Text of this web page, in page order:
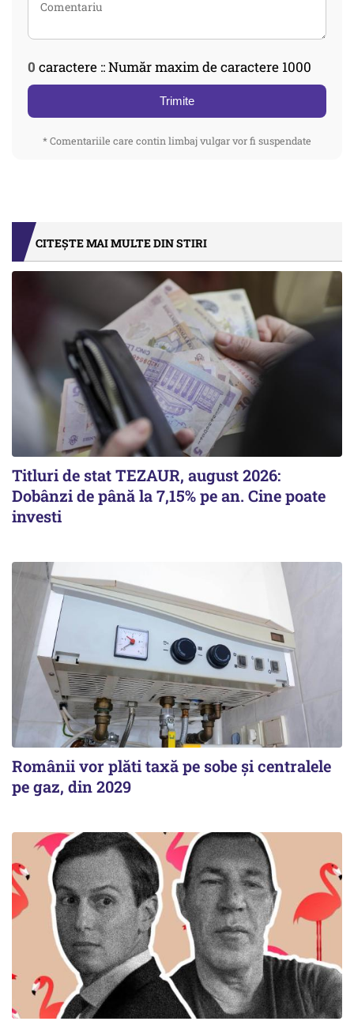
0 caractere :: Număr maxim de caractere 1000
Trimite
* Comentariile care contin limbaj vulgar vor fi suspendate
CITEȘTE MAI MULTE DIN STIRI
Titluri de stat TEZAUR, august 2026:
Dobânzi de până la 7,15% pe an. Cine poate
investi
Românii vor plăti taxă pe sobe şi centralele
pe gaz, din 2029